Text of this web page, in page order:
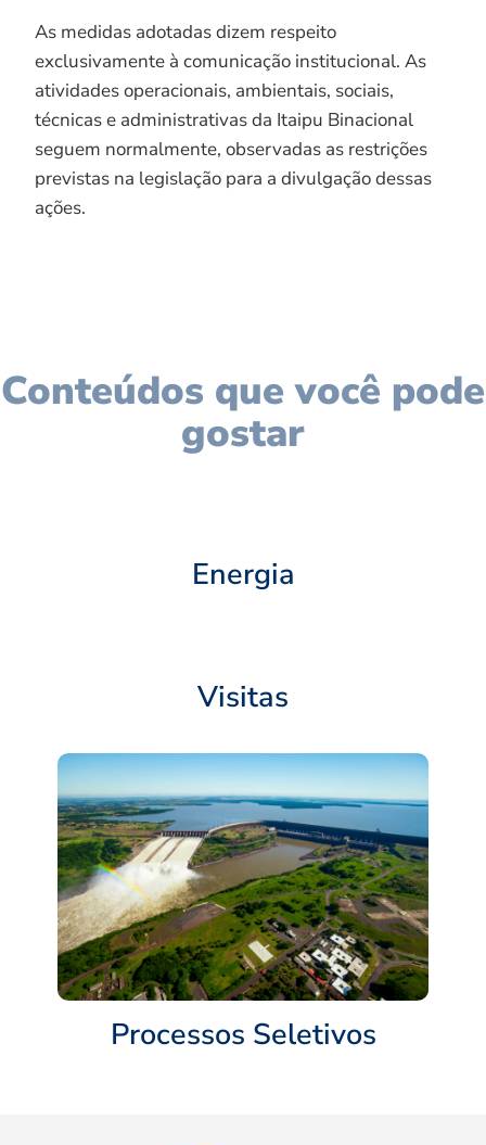
As medidas adotadas dizem respeito
exclusivamente à comunicação institucional. As
atividades operacionais, ambientais, sociais,
técnicas e administrativas da Itaipu Binacional
seguem normalmente, observadas as restrições
previstas na legislação para a divulgação dessas
ações.
Conteúdos que você pode
gostar
Energia
Visitas
Processos Seletivos